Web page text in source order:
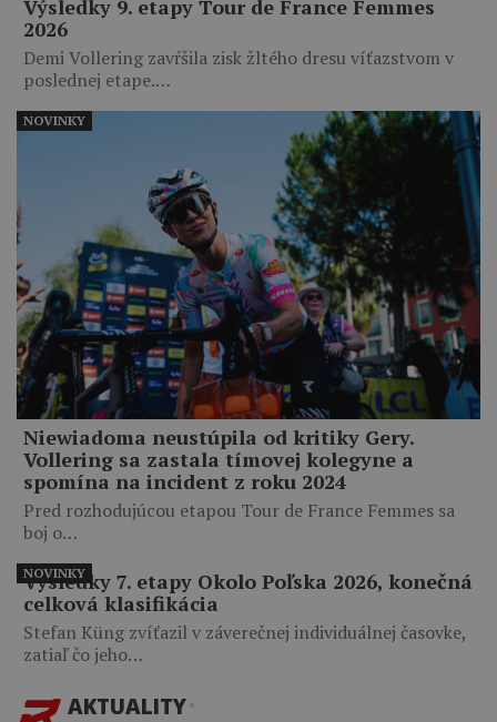
Výsledky 9. etapy Tour de France Femmes
2026
Demi Vollering zavŕšila zisk žltého dresu víťazstvom v
poslednej etape.…
Niewiadoma neustúpila od kritiky Gery.
Vollering sa zastala tímovej kolegyne a
spomína na incident z roku 2024
Pred rozhodujúcou etapou Tour de France Femmes sa
boj o…
NOVINKY
Výsledky 7. etapy Okolo Poľska 2026, konečná
celková klasifikácia
Stefan Küng zvíťazil v záverečnej individuálnej časovke,
zatiaľ čo jeho…
NOVINKY
AKTUALITY